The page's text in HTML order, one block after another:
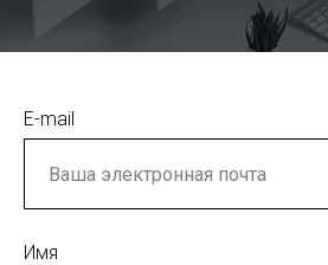
E-mail
Имя